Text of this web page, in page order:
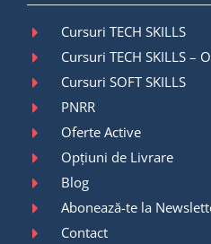
Cursuri TECH SKILLS
Cursuri TECH SKILLS –
Cursuri SOFT SKILLS
PNRR
Oferte Active
Opțiuni de Livrare
Blog
Abonează-te la
Contact